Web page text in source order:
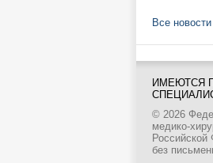
Все новости
ИМЕЮТСЯ
© 2026
медико-
без